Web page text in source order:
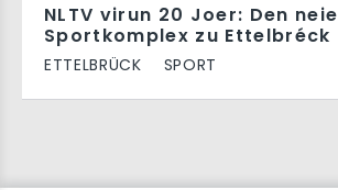
NLTV virun 20 Joer: Den neie
Sportkomplex zu Ettelbréck
ETTELBRÜCK SPORT